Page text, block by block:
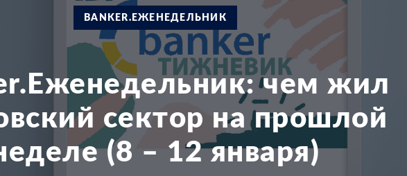
BANKER.ЕЖЕНЕДЕЛЬНИК
чем жил
сектор на прошлой
(8 – 12 января)